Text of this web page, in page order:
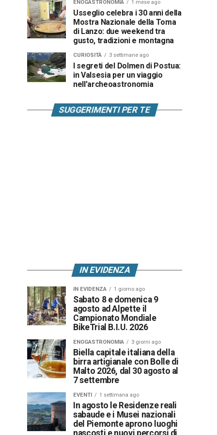
ENOGASTRONOMIA 1 mese ago
Usseglio celebra i 30 anni della
Mostra Nazionale della Toma
di Lanzo: due weekend tra
gusto, tradizioni e montagna
CURIOSITÀ 3 settimane ago
I segreti del Dolmen di Postua:
in Valsesia per un viaggio
nell’archeoastronomia
SUGGERIMENTI PER TE
IN EVIDENZA
IN EVIDENZA 1 giorno ago
Sabato 8 e domenica 9
agosto ad Alpette il
Campionato Mondiale
BikeTrial B.I.U. 2026
ENOGASTRONOMIA 3 giorni ago
Biella capitale italiana della
birra artigianale con Bolle di
Malto 2026, dal 30 agosto al
7 settembre
EVENTI 1 settimana ago
In agosto le Residenze reali
sabaude e i Musei nazionali
del Piemonte aprono luoghi